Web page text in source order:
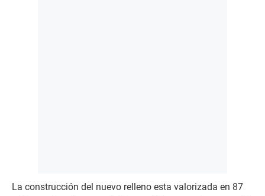
La construcción del nuevo relleno esta valorizada en 87